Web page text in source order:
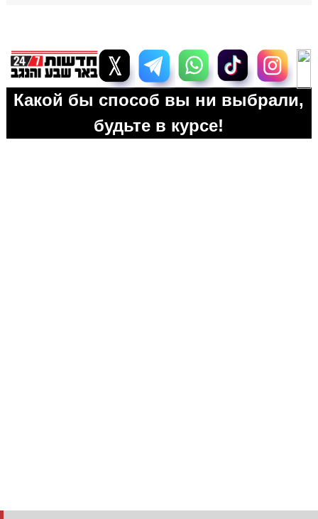
Какой бы способ вы ни выбрали,
будьте в курсе!